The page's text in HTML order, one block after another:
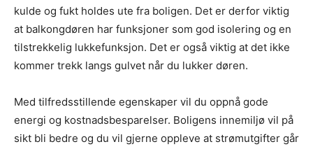
kulde og fukt holdes ute fra boligen. Det er derfor viktig
at balkongdøren har funksjoner som god isolering og en
tilstrekkelig lukkefunksjon. Det er også viktig at det ikke
kommer trekk langs gulvet når du lukker døren.
Med tilfredsstillende egenskaper vil du oppnå gode
energi og kostnadsbesparelser. Boligens innemiljø vil på
sikt bli bedre og du vil gjerne oppleve at strømutgifter går